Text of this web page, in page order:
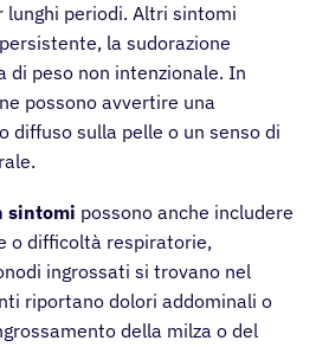
lunghi periodi. Altri sintomi
la sudorazione
di peso non intenzionale. In
possono avvertire una
diffuso sulla pelle o un senso di
sintomi possono anche includere
o difficoltà respiratorie,
ingrossati si trovano nel
riportano dolori addominali o
della milza o del